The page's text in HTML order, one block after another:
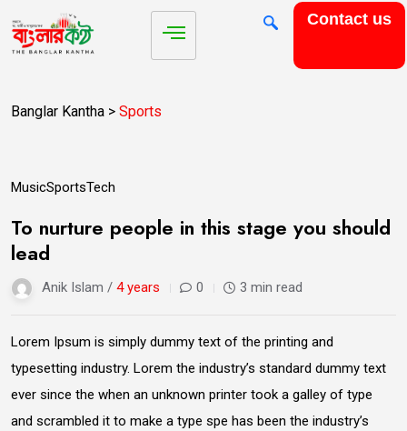
Contact us
Banglar Kantha > Sports
14
MusicSportsTech
To nurture people in this stage you should
lead
Anik Islam / 4 years 0 3 min read
Lorem Ipsum is simply dummy text of the printing and
typesetting industry. Lorem the industry’s standard dummy text
ever since the when an unknown printer took a galley of type
and scrambled it to make a type spe has been the industry’s